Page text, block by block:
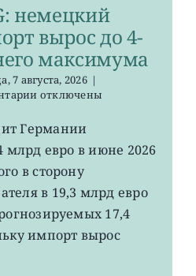
немецкий
вырос до 4-
максимума
7 августа, 2026 |
к
EWG:
немецкий
экспорт
вырос
4-
летнего
отключены
Германии
млрд евро в июне 2026
в сторону
в 19,3 млрд евро
17,4
импорт вырос